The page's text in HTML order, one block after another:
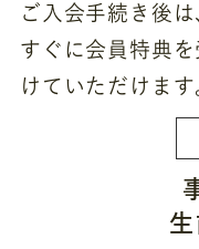
ご入会手続き後は
すぐに会員特典を
けていただけます